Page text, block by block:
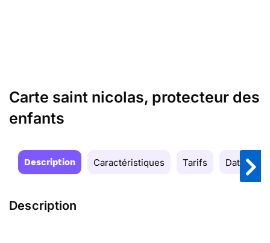
Carte saint nicolas, protecteur des
enfants
Description Caractéristiques Tarifs Date de
Description